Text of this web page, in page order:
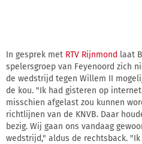
In gesprek met RTV Rijnmond laat
spelersgroep van Feyenoord zich
de wedstrijd tegen Willem II
de kou. "Ik had gisteren op
misschien afgelast zou kunnen
richtlijnen van de KNVB. Daar
bezig. Wij gaan ons vandaag
wedstrijd," aldus de rechtsback.